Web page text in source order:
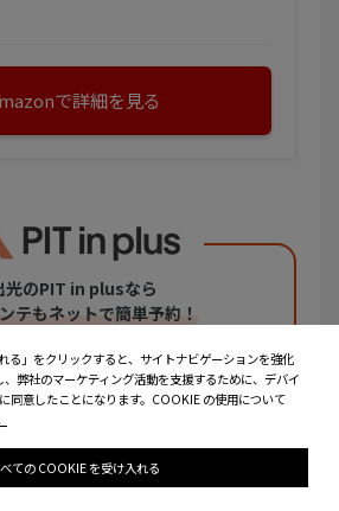
で詳細を見る
光のPIT in plusなら
テもネットで簡単予約！
メンテの予約はこちら
る」をクリックすると、サイトナビゲーションを強化
弊社のマーケティング活動を支援するために、デバイ
同意したことになります。COOKIE の使用について
ての COOKIE を受け入れる